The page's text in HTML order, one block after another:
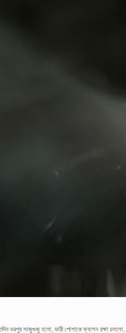
ভরপুর সাজুগুজু হলো, ভারী পোশাকে ফ্যাশন রক্ষা চললো,...